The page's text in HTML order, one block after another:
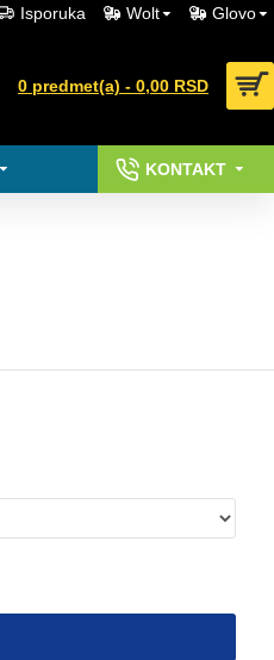
Isporuka Wolt Glovo
0 predmet(a) - 0,00 RSD
KONTAKT